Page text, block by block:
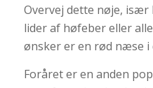
Overvej dette nøje,
lider af høfeber eller
ønsker er en rød næse
Foråret er en anden